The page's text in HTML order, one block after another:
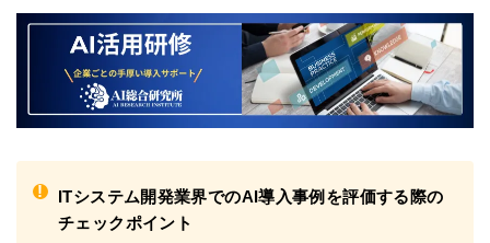
!
ITシステム開発業界でのAI導入事例を評価する際の
チェックポイント